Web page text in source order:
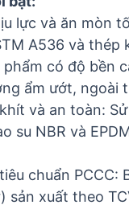
lực và ăn mòn
A536 và thép
phẩm có độ bền
ẩm ướt, ngoài
và an toàn:
su NBR và
chuẩn PCCC:
sản xuất theo